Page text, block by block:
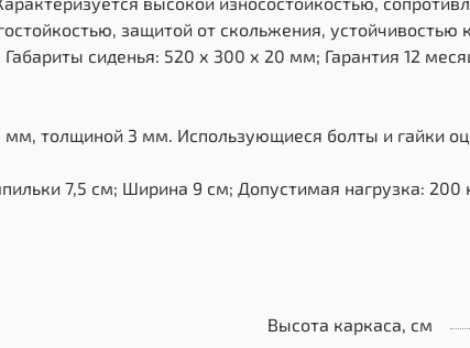
защитой от скольжения,
сиденья: 520 х 300 х 20 мм; Гарантия 12
мм, толщиной 3 мм. Использующиеся болты и гайки
7,5 см; Ширина 9 см; Допустимая нагрузка: 200
Высота каркаса, см